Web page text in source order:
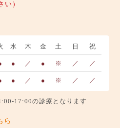
い）
水 木 金 土 日 祝
● ／ ● ※ ／ ／
● ／ ● ※ ／ ／
17:00の診療となります
ら